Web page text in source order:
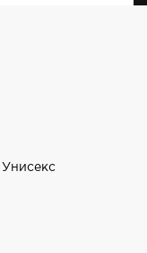
Унисекс